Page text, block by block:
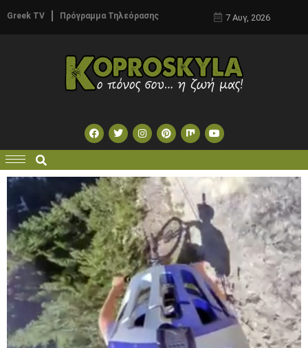
Greek TV Πρόγραμμα Τηλεόρασης 7 Αυγ, 2026